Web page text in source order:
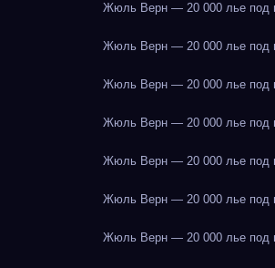
Жюль Верн — 20 000 лье под
Жюль Верн — 20 000 лье под
Жюль Верн — 20 000 лье под
Жюль Верн — 20 000 лье под
Жюль Верн — 20 000 лье под
Жюль Верн — 20 000 лье под
Жюль Верн — 20 000 лье под